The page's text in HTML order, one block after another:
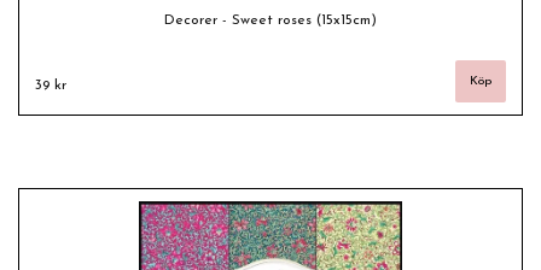
Decorer - Sweet roses (15x15cm)
39 kr